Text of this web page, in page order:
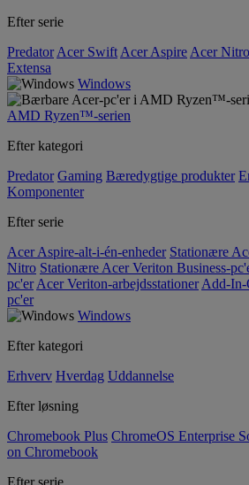
Efter serie
Predator Acer Swift Acer Aspire Acer Nitro
Extensa
Windows
AMD Ryzen™-serien
Efter kategori
Predator Gaming Bæredygtige produkter
Komponenter
Efter serie
Acer Aspire-alt-i-én-enheder Stationære
Nitro Stationære Acer Veriton Business-
pc'er Acer Veriton-arbejdsstationer Add-In-
pc'er
Windows
Efter kategori
Erhverv Hverdag Uddannelse
Efter løsning
Chromebook Plus ChromeOS Enterprise
on Chromebook
Efter serie